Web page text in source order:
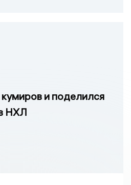
и поделился
НХЛ